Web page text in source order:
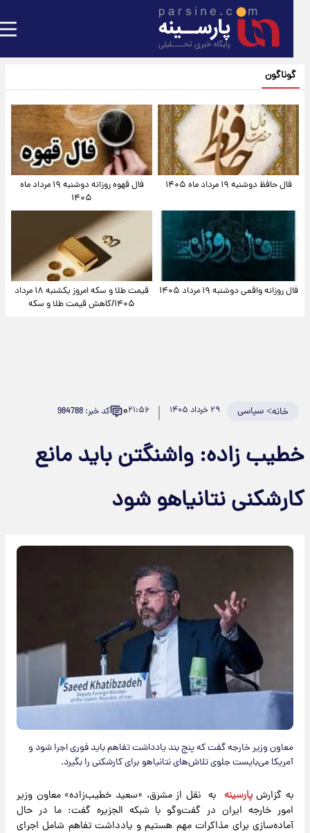
گوناگون
فال حافظ دوشنبه ۱۹ مرداد ماه ۱۴۰۵
فال قهوه روزانه دوشنبه ۱۹ مرداد ماه
۱۴۰۵
فال روزانه واقعی دوشنبه ۱۹ مرداد ۱۴۰۵
قیمت طلا و سکه امروز یکشنبه ۱۸ مرداد
۱۴۰۵/کاهش قیمت طلا و سکه
خانه>سیاسی ۲۹ خرداد ۱۴۰۵ ۲۱:۵۶۰ کد خبر: 984788
زاده: واشنگتن باید مانع
نتانیاهو شود
معاون وزیر خارجه گفت که پنج بند یادداشت تفاهم باید فوری اجرا شود و
آمریکا می‌بایست جلوی تلاش‌های نتانیاهو برای کارشکنی را بگیرد.
به گزارش پارسینهبه نقل از مشرق، «سعید خطیب‌زاده» معاون وزیر
امور خارجه ایران در گفت‌وگو با شبکه الجزیره گفت: ما در حال
آماده‌سازی برای مذاکرات مهم هستیم و یادداشت تفاهم شامل اجرای